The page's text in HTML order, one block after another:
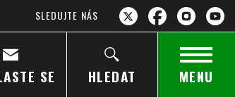
SLEDUJTE NÁS
SE HLEDAT MENU